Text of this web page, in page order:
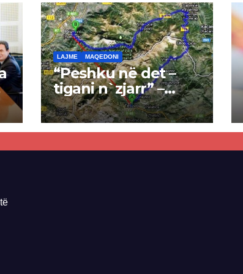
LAJME MAQEDONI
“Peshku në det –
tigani n`zjarr” –
Ende pa u kryer
projekti i tunelit,
komuna e Tetovës
nis punimet për